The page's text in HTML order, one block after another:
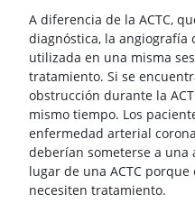
A diferencia de la ACTC,
diagnóstica, la angiografía
utilizada en una misma
tratamiento. Si se
obstrucción durante la
mismo tiempo. Los
enfermedad arterial
deberían someterse a una
lugar de una ACTC
necesiten tratamiento.